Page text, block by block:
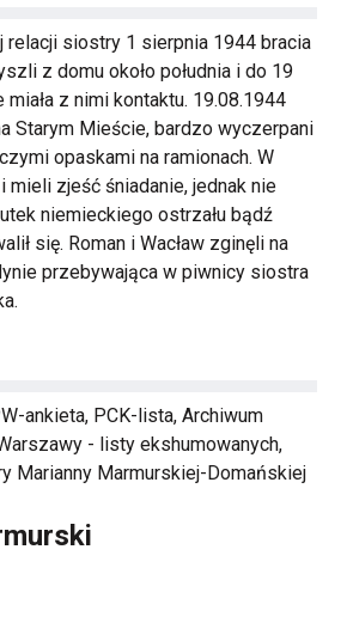
relacji siostry 1 sierpnia 1944 bracia
z domu około południa i do 19
z nimi kontaktu. 19.08.1944
Starym Mieście, bardzo wyczerpani
opaskami na ramionach. W
mieli zjeść śniadanie, jednak nie
niemieckiego ostrzału bądź
się. Roman i Wacław zginęli na
przebywająca w piwnicy siostra
ankieta, PCK-lista, Archiwum
- listy ekshumowanych,
Marianny Marmurskiej-Domańskiej